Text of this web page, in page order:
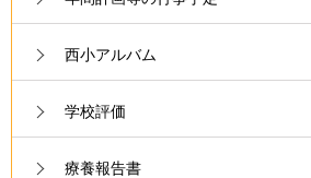
西小アルバム
学校評価
療養報告書